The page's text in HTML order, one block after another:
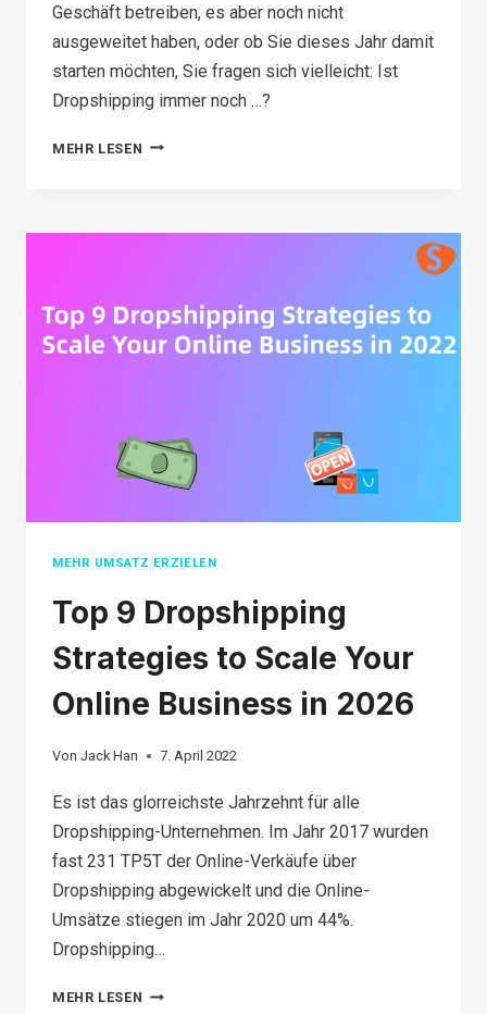
Geschäft betreiben, es aber noch nicht
ausgeweitet haben, oder ob Sie dieses Jahr damit
starten möchten, Sie fragen sich vielleicht: Ist
Dropshipping immer noch …?
MEHR LESEN IS
WORTH
2026?
MEHR UMSATZ ERZIELEN
Top 9 Dropshipping
Strategies to Scale Your
Online Business in 2026
Von Jack Han 7. April 2022
Es ist das glorreichste Jahrzehnt für alle
Dropshipping-Unternehmen. Im Jahr 2017 wurden
fast 231 TP5T der Online-Verkäufe über
Dropshipping abgewickelt und die Online-
Umsätze stiegen im Jahr 2020 um 44%.
Dropshipping…
MEHR LESEN TOP